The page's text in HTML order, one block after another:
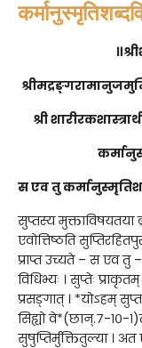
श्री
स एव तु
सुप्तस्य मुक्ताविषयतया
एवोत्तिष्ठति
प्राप्त उच्यते – स एव तु
विधिभ्यः । सुप्तेः
प्रसङ्गात् । *योऽहम्
सिह्यो वे*(छान्.७-१०-
सुषुप्तिर्मुक्तितुल्या ।